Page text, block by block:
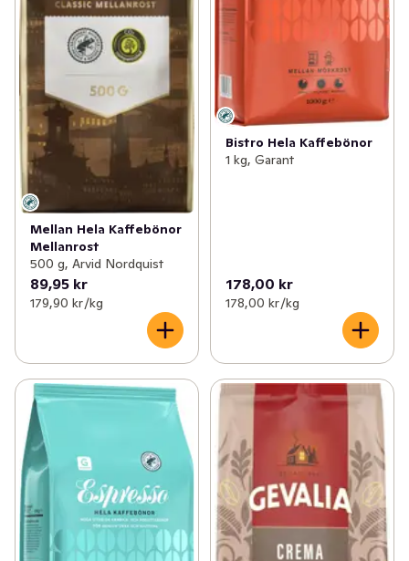
Mellan Hela Kaffebönor
Mellanrost
500 g, Arvid Nordquist
89,95 kr
179,90 kr /kg
Bistro Hela Kaffebönor
1 kg, Garant
178,00 kr
178,00 kr /kg